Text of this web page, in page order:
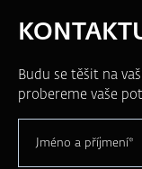
Budu se těšit na
probereme vaše
Jméno a příjmení*